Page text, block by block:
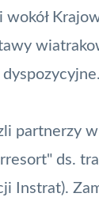
.
partnerzy
ds.
Instrat).